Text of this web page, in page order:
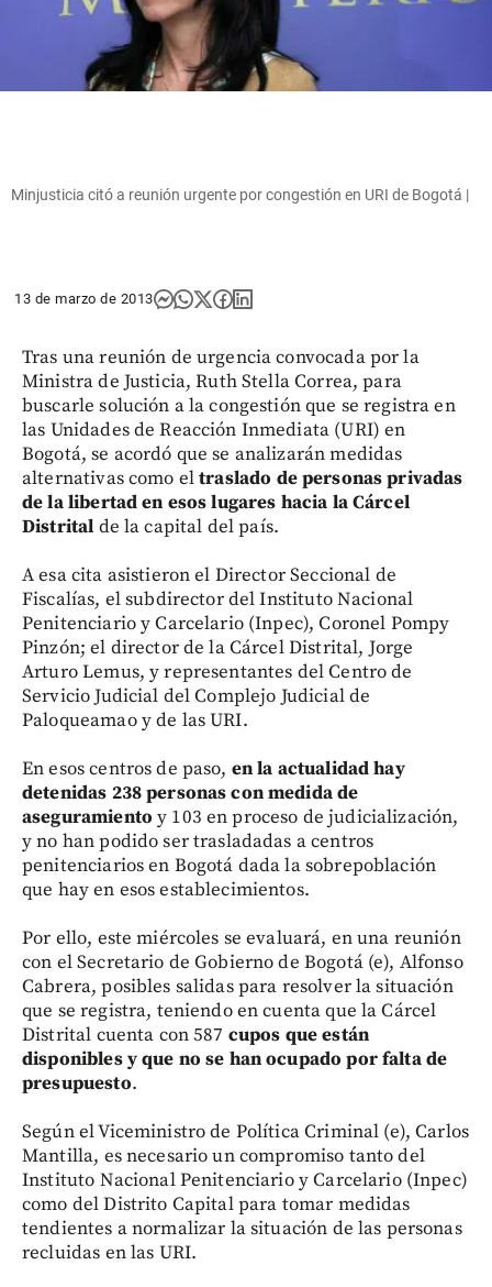
Minjusticia citó a reunión urgente por congestión en URI de Bogotá |
13 de marzo de 2013
Tras una reunión de urgencia convocada por la
Ministra de Justicia, Ruth Stella Correa, para
buscarle solución a la congestión que se registra en
las Unidades de Reacción Inmediata (URI) en
Bogotá, se acordó que se analizarán medidas
alternativas como eltraslado de personas privadas
de la libertad en esos lugares hacia la Cárcel
Distrital de la capital del país.
A esa cita asistieron el Director Seccional de
Fiscalías, el subdirector del Instituto Nacional
Penitenciario y Carcelario (Inpec), Coronel Pompy
Pinzón; el director de la Cárcel Distrital, Jorge
Arturo Lemus, y representantes del Centro de
Servicio Judicial del Complejo Judicial de
Paloqueamao y de las URI.
En esos centros de paso, en la actualidad hay
detenidas 238 personas con medida de
aseguramiento y 103 en proceso de judicialización,
y no han podido ser trasladadas a centros
penitenciarios en Bogotá dada la sobrepoblación
que hay en esos establecimientos.
Por ello, este miércoles se evaluará, en una reunión
con el Secretario de Gobierno de Bogotá (e), Alfonso
Cabrera, posibles salidas para resolver la situación
que se registra, teniendo en cuenta que la Cárcel
Distrital cuenta con 587 cupos que están
disponibles y que no se han ocupado por falta de
presupuesto.
Según el Viceministro de Política Criminal (e), Carlos
Mantilla, es necesario un compromiso tanto del
Instituto Nacional Penitenciario y Carcelario (Inpec)
como del Distrito Capital para tomar medidas
tendientes a normalizar la situación de las personas
recluidas en las URI.